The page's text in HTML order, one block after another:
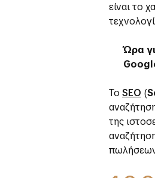
είναι το
Ώρα
Το SEO (
της